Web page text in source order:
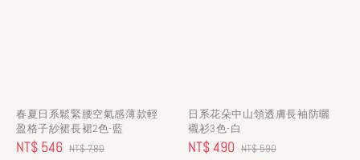
春夏日系鬆緊腰空氣感薄款輕
盈格子紗裙長裙2色-藍
Sale
NT$ 546 Regular
NT$ 780
日系花朵中山領透膚長袖防曬
襯衫3色-白
Sale
NT$ 490 Regular
NT$ 590